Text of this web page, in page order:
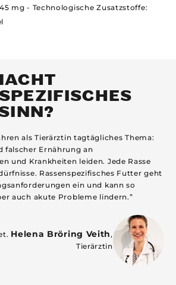
mg - Technologische Zusatzstoffe:
als Tierärztin tagtägliches Thema:
falscher Ernährung an
und Krankheiten leiden. Jede Rasse
Rassenspezifisches Futter geht
ein und kann so
auch akute Probleme lindern.”
Helena Bröring Veith,
Tierärztin